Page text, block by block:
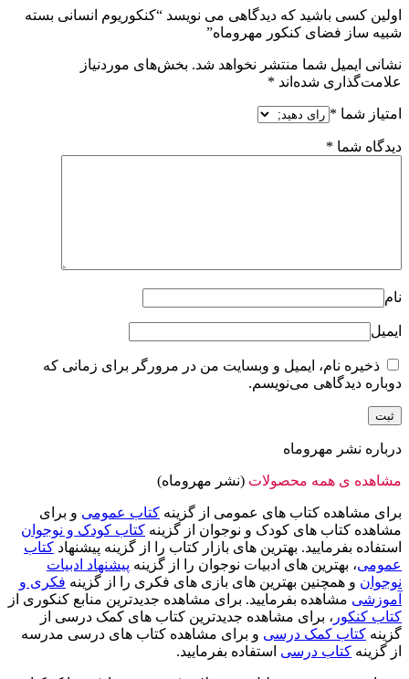
اولین کسی باشید که دیدگاهی می نویسد “کنکوریوم انسانی بسته
شبیه ساز فضای کنکور مهروماه”
نشانی ایمیل شما منتشر نخواهد شد. بخش‌های موردنیاز
علامت‌گذاری شده‌اند *
امتیاز شما *
دیدگاه شما *
نام
ایمیل
ذخیره نام، ایمیل و وبسایت من در مرورگر برای زمانی که
دوباره دیدگاهی می‌نویسم.
درباره نشر مهروماه
مشاهده ی همه محصولات (نشر مهروماه)
برای مشاهده کتاب های عمومی از گزینه کتاب عمومی و برای
مشاهده کتاب های کودک و نوجوان از گزینه کتاب کودک و نوجوان
استفاده بفرمایید. بهترین های بازار کتاب را از گزینه پیشنهاد کتاب
عمومی، بهترین های ادبیات نوجوان را از گزینه پیشنهاد ادبیات
نوجوان و همچنین بهترین های بازی های فکری را از گزینه فکری و
آموزشی مشاهده بفرمایید. برای مشاهده جدیدترین منابع کنکوری از
کتاب کنکور ، برای مشاهده جدیدترین کتاب های کمک درسی از
گزینه کتاب کمک درسی و برای مشاهده کتاب های درسی مدرسه
از گزینه کتاب درسی استفاده بفرمایید.